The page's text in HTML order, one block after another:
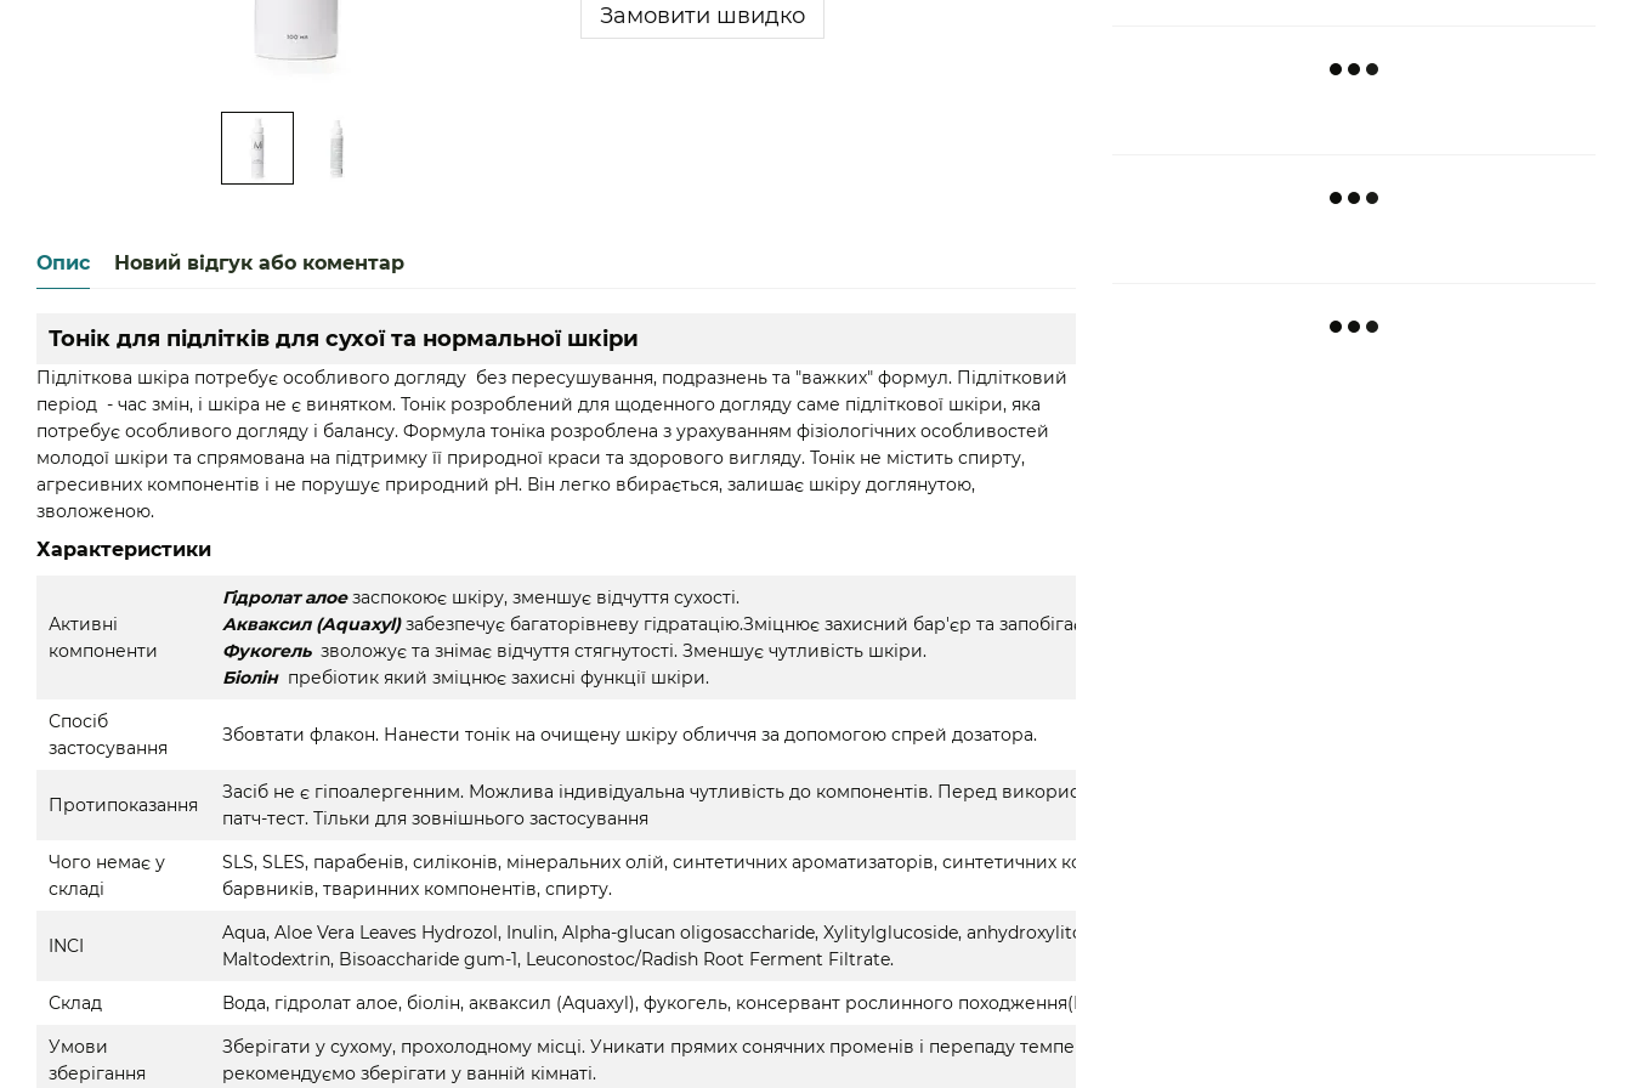
Замовити швидко
Опис Новий відгук або коментар
Тонік для підлітків для сухої та нормальної шкіри
Підліткова шкіра потребує особливого догляду без пересушування, подразнень та "важких" формул. Підлітковий
період - час змін, і шкіра не є винятком. Тонік розроблений для щоденного догляду саме підліткової шкіри, яка
потребує особливого догляду і балансу. Формула тоніка розроблена з урахуванням фізіологічних особливостей
молодої шкіри та спрямована на підтримку її природної краси та здорового вигляду. Тонік не містить спирту,
агресивних компонентів і не порушує природний pH. Він легко вбирається, залишає шкіру доглянутою,
зволоженою.
Характеристики
Активні
компоненти
Гідролат алоезаспокоює шкіру, зменшує відчуття сухості.
Акваксил (Aquaxyl)забезпечує багаторівневу гідратацію.Зміцнює захисний бар'єр та запобігає втраті вологи.
Фукогельзволожує та знімає відчуття стягнутості. Зменшує чутливість шкіри.
Біолін пребіотик який зміцнює захисні функції шкіри.
Спосіб
застосування
Збовтати флакон. Нанести тонік на очищену шкіру обличчя за допомогою спрей дозатора.
Протипоказання
Засіб не є гіпоалергенним. Можлива індивідуальна чутливість до компонентів. Перед використанням зробити
патч-тест. Тільки для зовнішнього застосування
Чого немає у
складі
SLS, SLES, парабенів, силіконів, мінеральних олій, синтетичних ароматизаторів, синтетичних консервантів,
барвників, тваринних компонентів, спирту.
INCI
Aqua, Aloe Vera Leaves Hydrozol, Inulin, Alpha-glucan oligosaccharide, Xylitylglucoside, anhydroxylitol, xylitol ,
Maltodextrin, Bisoaccharide gum-1, Leuconostoc/Radish Root Ferment Filtrate.
Склад
Вода, гідролат алое, біолін, акваксил (Aquaxyl), фукогель, консервант рослинного походження(Leucidal).
Умови
зберігання
Зберігати у сухому, прохолодному місці. Уникати прямих сонячних променів і перепаду температур. Не
рекомендуємо зберігати у ванній кімнаті.